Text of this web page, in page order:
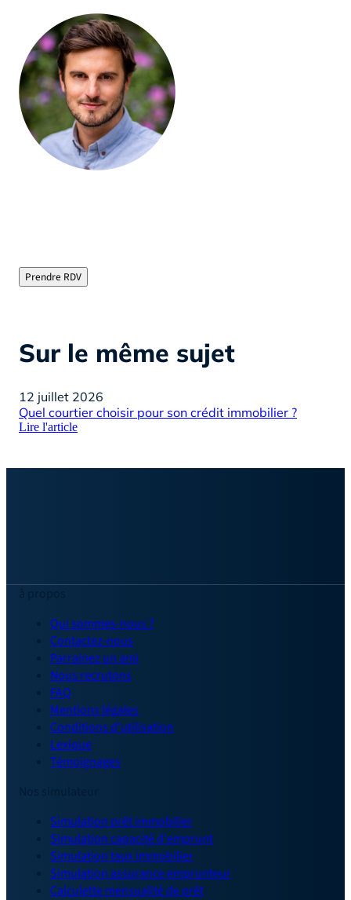
Prendre RDV
Sur le même sujet
12 juillet 2026
Quel courtier choisir pour son crédit immobilier ?
Lire l'article
Qui sommes-nous ?
Contactez-nous
Parrainez un ami
Nous recrutons
FAQ
Mentions légales
Conditions d'utilisation
Lexique
Témoignages
Simulation prêt immobilier
Simulation capacité d'emprunt
Simulation taux immobilier
Simulation assurance emprunteur
Calculette mensualité de prêt